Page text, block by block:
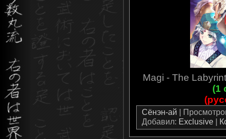
Magi - The
(1
Сёнэн-ай |
Добавил: Exclusive